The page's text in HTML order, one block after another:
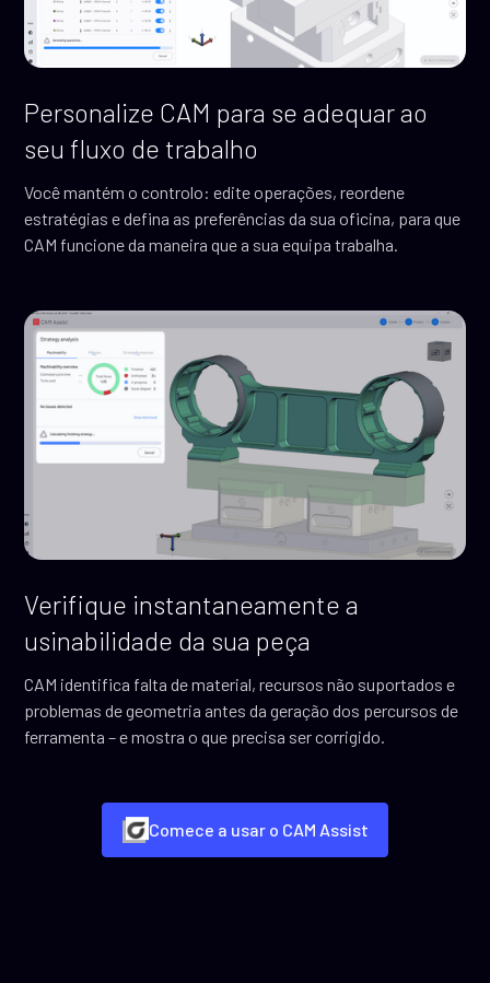
Personalize CAM para se adequar ao
seu fluxo de trabalho
Você mantém o controlo: edite operações, reordene
estratégias e defina as preferências da sua oficina, para que
CAM funcione da maneira que a sua equipa trabalha.
Verifique instantaneamente a
usinabilidade da sua peça
CAM identifica falta de material, recursos não suportados e
problemas de geometria antes da geração dos percursos de
ferramenta – e mostra o que precisa ser corrigido.
Comece a usar o CAM Assist